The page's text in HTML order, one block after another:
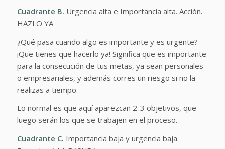
Cuadrante B. Urgencia alta e Importancia alta. Acción.
HAZLO YA
¿Qué pasa cuando algo es importante y es urgente?
¡Que tienes que hacerlo ya! Significa que es importante
para la consecución de tus metas, ya sean personales
o empresariales, y además corres un riesgo si no la
realizas a tiempo.
Lo normal es que aquí aparezcan 2-3 objetivos, que
luego serán los que se trabajen en el proceso.
Cuadrante C. Importancia baja y urgencia baja.